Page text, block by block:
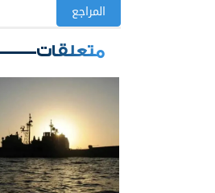
المراجع
متعلقات